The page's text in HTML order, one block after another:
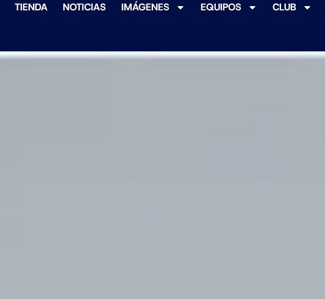
TIENDA NOTICIAS IMÁGENES EQUIPOS CLUB